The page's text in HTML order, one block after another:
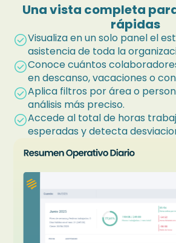
Una vista completa
rápidas
check_circleVisualiza en un solo panel el
asistencia de toda la
check_circleConoce cuántos
en descanso, vacaciones o
check_circleAplica filtros por área o
análisis más preciso.
check_circleAccede al total de horas
esperadas y detecta